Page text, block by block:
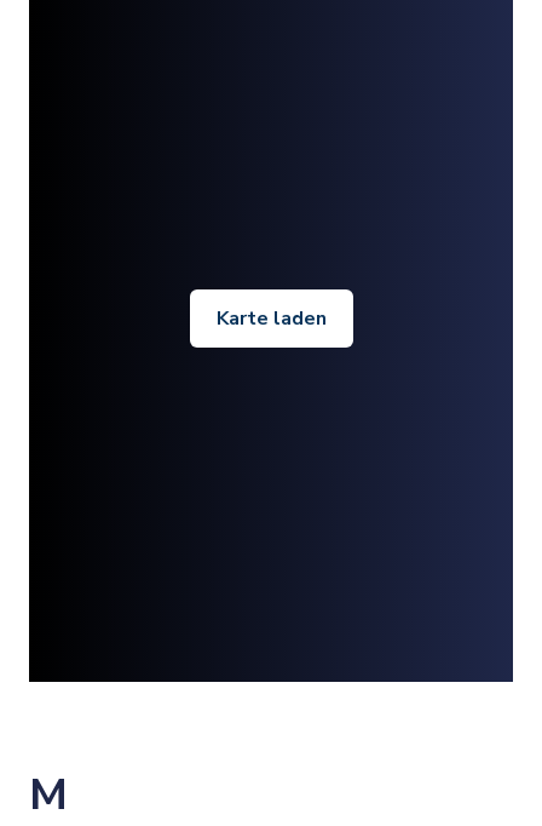
Karte laden
M